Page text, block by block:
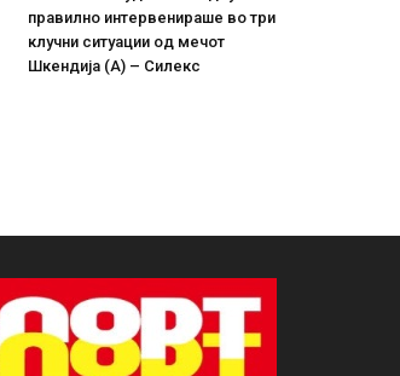
правилно интервенираше во три
клучни ситуации од мечот
Шкендија (А) – Силекс